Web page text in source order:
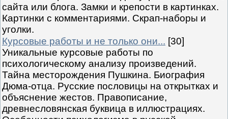
сайта или блога. Замки и крепости в картинках.
Картинки с комментариями. Скрап-наборы и
уголки.
Курсовые работы и не только они... [30]
Уникальные курсовые работы по
психологическому анализу произведений.
Тайна месторождения Пушкина. Биография
Дюма-отца. Русские пословицы на открытках и
объяснение жестов. Правописание,
древнесловянская буквица в иллюстрациях.